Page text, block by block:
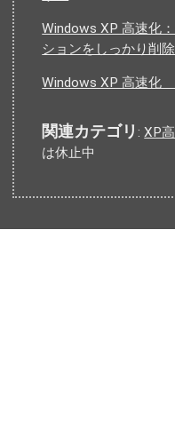
Windows XP 高速化
ションをしっかり削
Windows XP 高速化
関連カテゴリ:XP
は休止中